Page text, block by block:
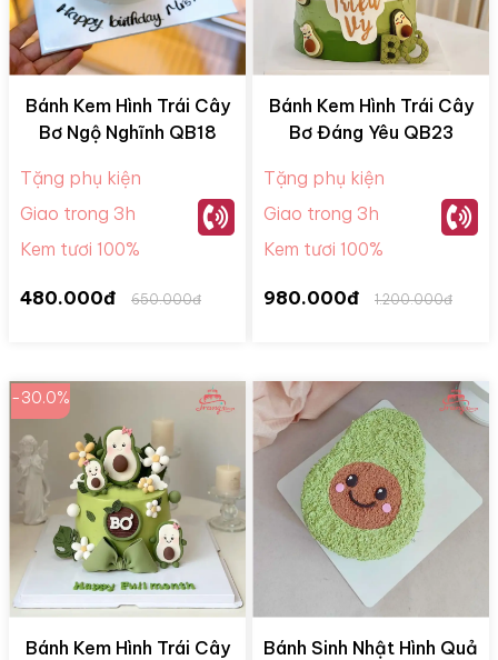
Bánh Kem Hình Trái Cây
Bơ Ngộ Nghĩnh QB18
Tặng phụ kiện
Giao trong 3h
Kem tươi 100%
480.000đ 650.000đ
Bánh Kem Hình Trái Cây
Bơ Đáng Yêu QB23
Tặng phụ kiện
Giao trong 3h
Kem tươi 100%
980.000đ 1.200.000đ
-30.0%
Bánh Kem Hình Trái Cây
Bánh Sinh Nhật Hình Quả